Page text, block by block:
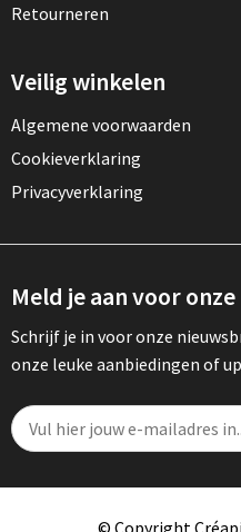
Retourneren
Veilig winkelen
Algemene voorwaarden
Cookieverklaring
Privacyverklaring
Meld je aan voor
Schrijf je in voor onze
onze leuke aanbiedingen of
© Copyright